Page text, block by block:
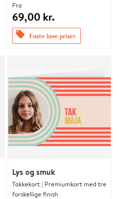
Fra
69,00 kr.
offers Faste lave priser
Lys og smuk
Takkekort | Premiumkort med tre
forskellige finish